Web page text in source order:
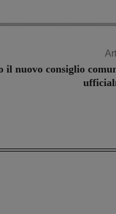
il nuovo consiglio